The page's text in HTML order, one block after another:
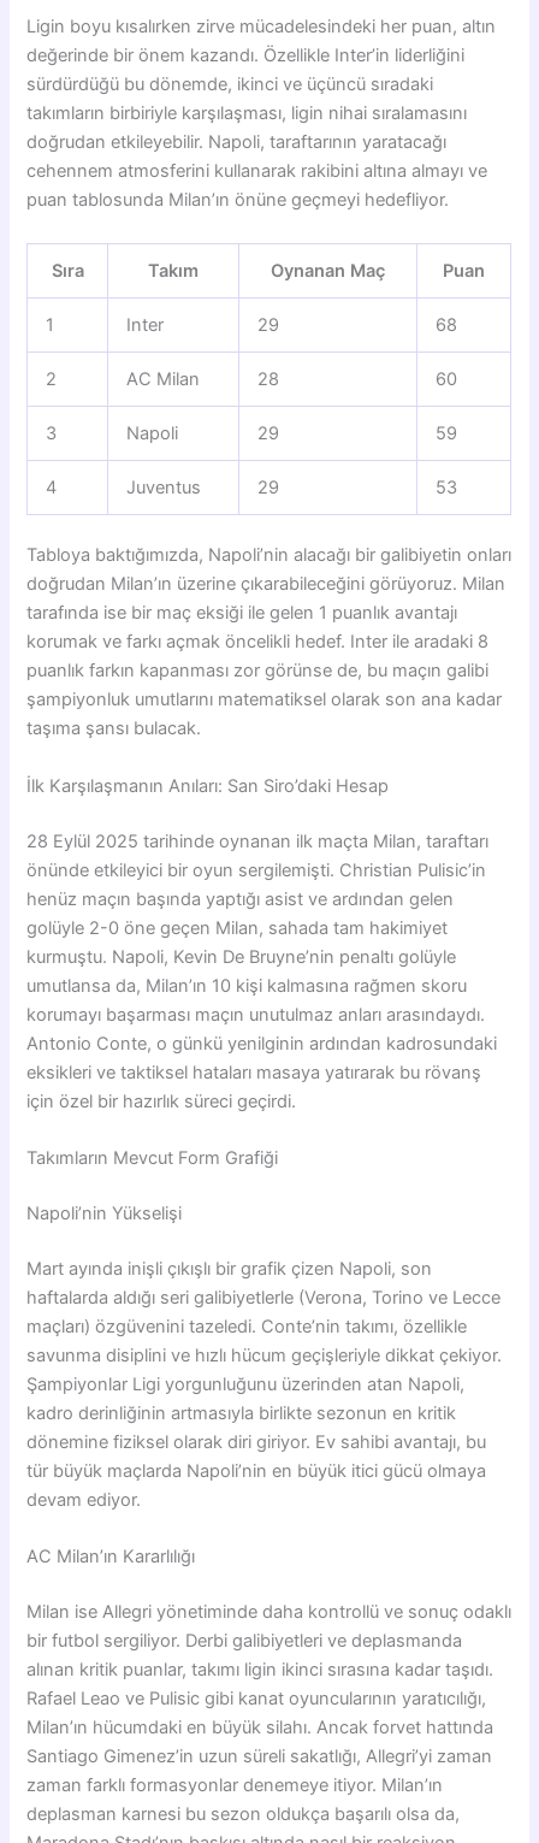
Ligin boyu kısalırken zirve mücadelesindeki her puan, altın
değerinde bir önem kazandı. Özellikle Inter’in liderliğini
sürdürdüğü bu dönemde, ikinci ve üçüncü sıradaki
takımların birbiriyle karşılaşması, ligin nihai sıralamasını
doğrudan etkileyebilir. Napoli, taraftarının yaratacağı
cehennem atmosferini kullanarak rakibini altına almayı ve
puan tablosunda Milan’ın önüne geçmeyi hedefliyor.
Sıra Takım Oynanan Maç Puan
1 Inter 29 68
2 AC Milan 28 60
3 Napoli 29 59
4 Juventus 29 53
Tabloya baktığımızda, Napoli’nin alacağı bir galibiyetin onları
doğrudan Milan’ın üzerine çıkarabileceğini görüyoruz. Milan
tarafında ise bir maç eksiği ile gelen 1 puanlık avantajı
korumak ve farkı açmak öncelikli hedef. Inter ile aradaki 8
puanlık farkın kapanması zor görünse de, bu maçın galibi
şampiyonluk umutlarını matematiksel olarak son ana kadar
taşıma şansı bulacak.
İlk Karşılaşmanın Anıları: San Siro’daki Hesap
28 Eylül 2025 tarihinde oynanan ilk maçta Milan, taraftarı
önünde etkileyici bir oyun sergilemişti. Christian Pulisic’in
henüz maçın başında yaptığı asist ve ardından gelen
golüyle 2-0 öne geçen Milan, sahada tam hakimiyet
kurmuştu. Napoli, Kevin De Bruyne’nin penaltı golüyle
umutlansa da, Milan’ın 10 kişi kalmasına rağmen skoru
korumayı başarması maçın unutulmaz anları arasındaydı.
Antonio Conte, o günkü yenilginin ardından kadrosundaki
eksikleri ve taktiksel hataları masaya yatırarak bu rövanş
için özel bir hazırlık süreci geçirdi.
Takımların Mevcut Form Grafiği
Napoli’nin Yükselişi
Mart ayında inişli çıkışlı bir grafik çizen Napoli, son
haftalarda aldığı seri galibiyetlerle (Verona, Torino ve Lecce
maçları) özgüvenini tazeledi. Conte’nin takımı, özellikle
savunma disiplini ve hızlı hücum geçişleriyle dikkat çekiyor.
Şampiyonlar Ligi yorgunluğunu üzerinden atan Napoli,
kadro derinliğinin artmasıyla birlikte sezonun en kritik
dönemine fiziksel olarak diri giriyor. Ev sahibi avantajı, bu
tür büyük maçlarda Napoli’nin en büyük itici gücü olmaya
devam ediyor.
AC Milan’ın Kararlılığı
Milan ise Allegri yönetiminde daha kontrollü ve sonuç odaklı
bir futbol sergiliyor. Derbi galibiyetleri ve deplasmanda
alınan kritik puanlar, takımı ligin ikinci sırasına kadar taşıdı.
Rafael Leao ve Pulisic gibi kanat oyuncularının yaratıcılığı,
Milan’ın hücumdaki en büyük silahı. Ancak forvet hattında
Santiago Gimenez’in uzun süreli sakatlığı, Allegri’yi zaman
zaman farklı formasyonlar denemeye itiyor. Milan’ın
deplasman karnesi bu sezon oldukça başarılı olsa da,